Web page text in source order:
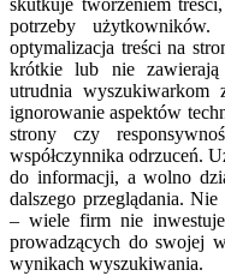
skutkuje tworzeniem
potrzeby użytkowników.
optymalizacja treści na
krótkie lub nie
utrudnia wyszukiwarkom
ignorowanie aspektów
strony czy
współczynnika odrzuceń.
do informacji, a wolno
dalszego przeglądania.
– wiele firm nie
prowadzących do swojej
wynikach wyszukiwania.